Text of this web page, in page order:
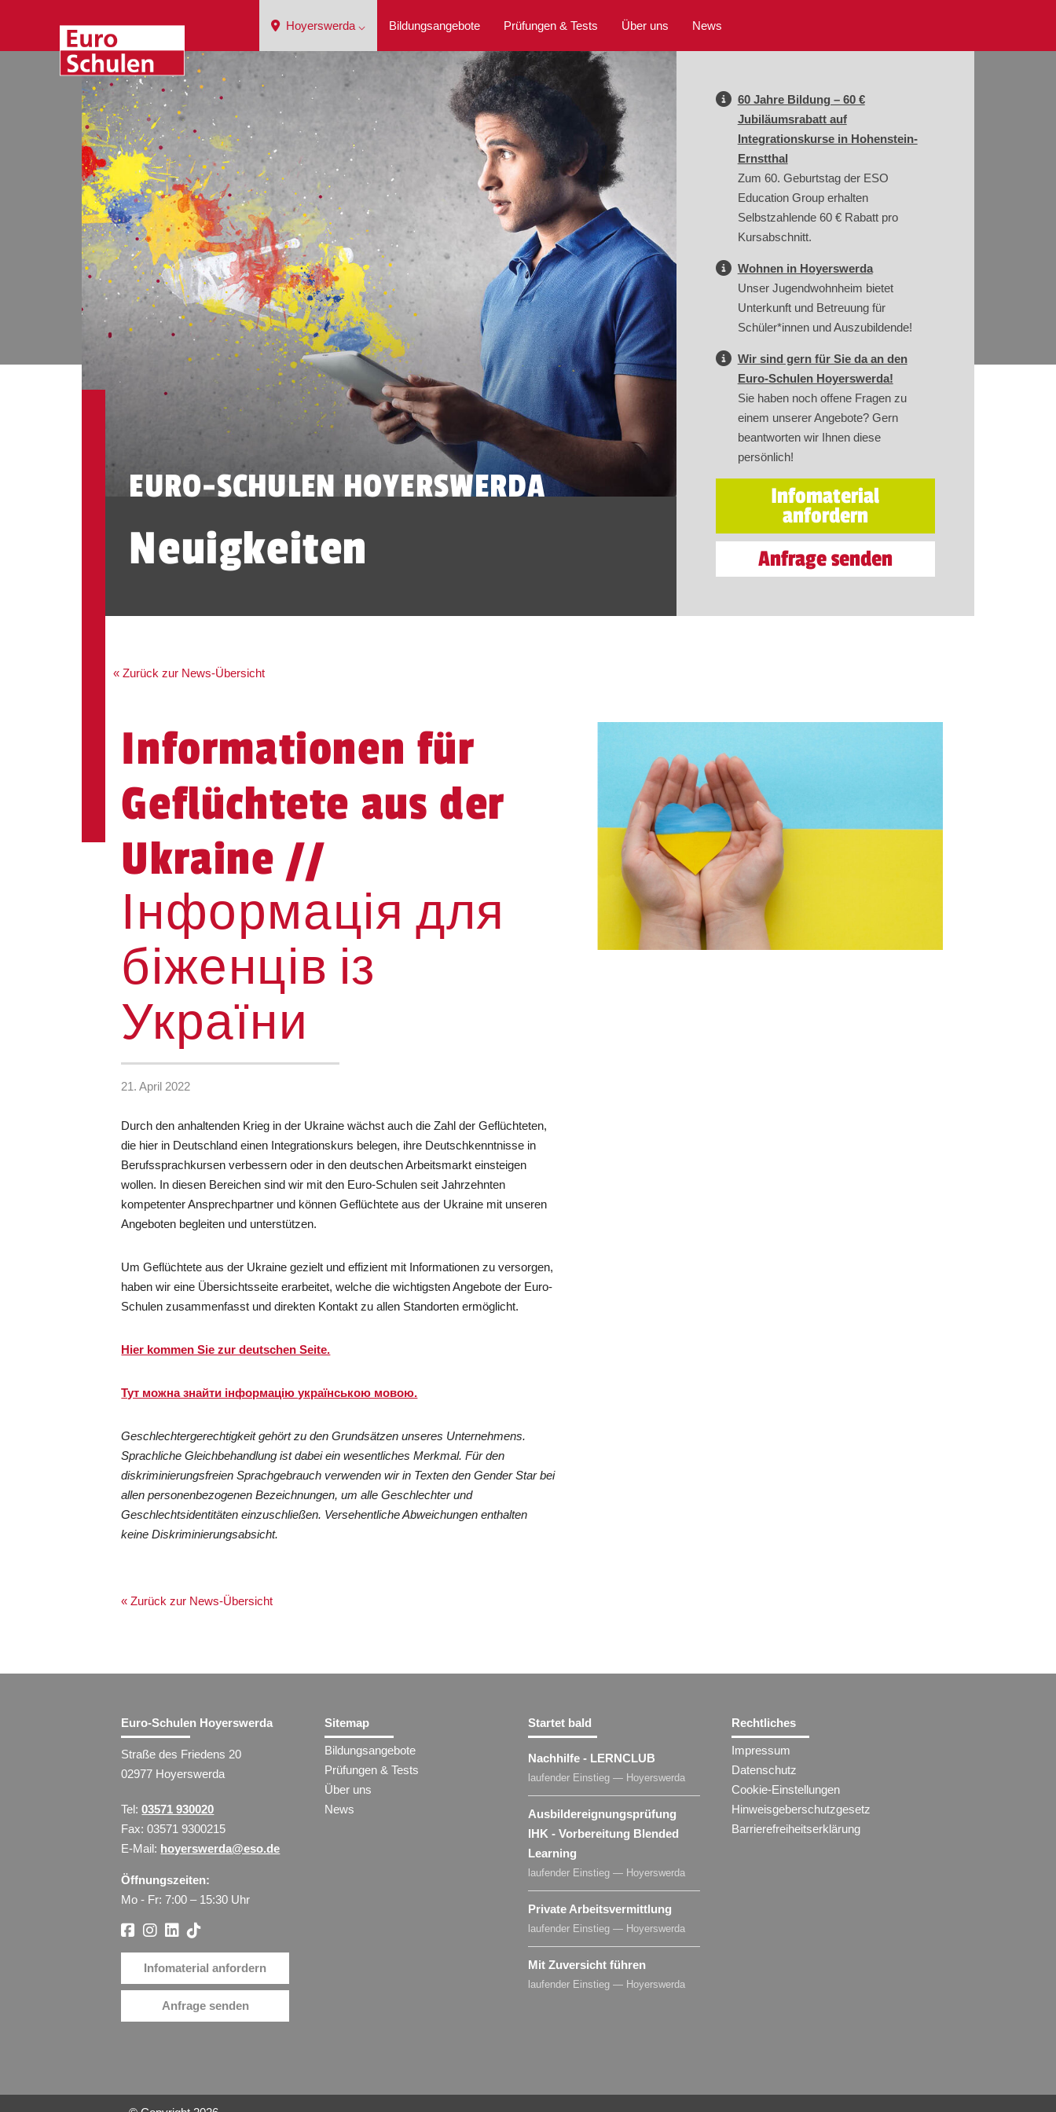
Hoyerswerda ⌵ Bildungsangebote Prüfungen & Tests Über uns News
EURO-SCHULEN HOYERSWERDA
Neuigkeiten
60 Jahre Bildung – 60 €
Jubiläumsrabatt auf
Integrationskurse in Hohenstein-
Ernstthal
Zum 60. Geburtstag der ESO
Education Group erhalten
Selbstzahlende 60 € Rabatt pro
Kursabschnitt.
Wohnen in Hoyerswerda
Unser Jugendwohnheim bietet
Unterkunft und Betreuung für
Schüler*innen und Auszubildende!
Wir sind gern für Sie da an den
Euro-Schulen Hoyerswerda!
Sie haben noch offene Fragen zu
einem unserer Angebote? Gern
beantworten wir Ihnen diese
persönlich!
Infomaterial
anfordern
Anfrage senden
« Zurück zur News-Übersicht
Informationen für
Geflüchtete aus der
Ukraine //
Інформація для
біженців із
України
21. April 2022
Durch den anhaltenden Krieg in der Ukraine wächst auch die Zahl der Geflüchteten,
die hier in Deutschland einen Integrationskurs belegen, ihre Deutschkenntnisse in
Berufssprachkursen verbessern oder in den deutschen Arbeitsmarkt einsteigen
wollen. In diesen Bereichen sind wir mit den Euro-Schulen seit Jahrzehnten
kompetenter Ansprechpartner und können Geflüchtete aus der Ukraine mit unseren
Angeboten begleiten und unterstützen.
Um Geflüchtete aus der Ukraine gezielt und effizient mit Informationen zu versorgen,
haben wir eine Übersichtsseite erarbeitet, welche die wichtigsten Angebote der Euro-
Schulen zusammenfasst und direkten Kontakt zu allen Standorten ermöglicht.
Hier kommen Sie zur deutschen Seite.
Тут можна знайти інформацію українською мовою.
Geschlechtergerechtigkeit gehört zu den Grundsätzen unseres Unternehmens.
Sprachliche Gleichbehandlung ist dabei ein wesentliches Merkmal. Für den
diskriminierungsfreien Sprachgebrauch verwenden wir in Texten den Gender Star bei
allen personenbezogenen Bezeichnungen, um alle Geschlechter und
Geschlechtsidentitäten einzuschließen. Versehentliche Abweichungen enthalten
keine Diskriminierungsabsicht.
« Zurück zur News-Übersicht
Euro-Schulen Hoyerswerda
Straße des Friedens 20
02977 Hoyerswerda
Tel:03571 930020
Fax: 03571 9300215
E-Mail: hoyerswerda@eso.de
Öffnungszeiten:
Mo - Fr: 7:00 – 15:30 Uhr
Infomaterial anfordern
Anfrage senden
Sitemap
Bildungsangebote
Prüfungen & Tests
Über uns
News
Startet bald
Nachhilfe - LERNCLUB
laufender Einstieg — Hoyerswerda
Ausbildereignungsprüfung
IHK - Vorbereitung Blended
Learning
laufender Einstieg — Hoyerswerda
Private Arbeitsvermittlung
laufender Einstieg — Hoyerswerda
Mit Zuversicht führen
laufender Einstieg — Hoyerswerda
Rechtliches
Impressum
Datenschutz
Cookie-Einstellungen
Hinweisgeberschutzgesetz
Barrierefreiheitserklärung